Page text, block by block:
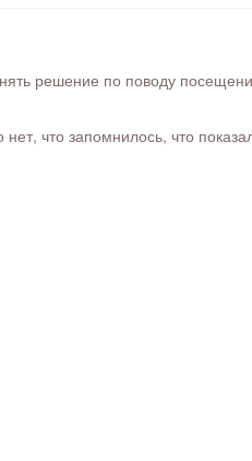
решение по поводу
что запомнилось, что